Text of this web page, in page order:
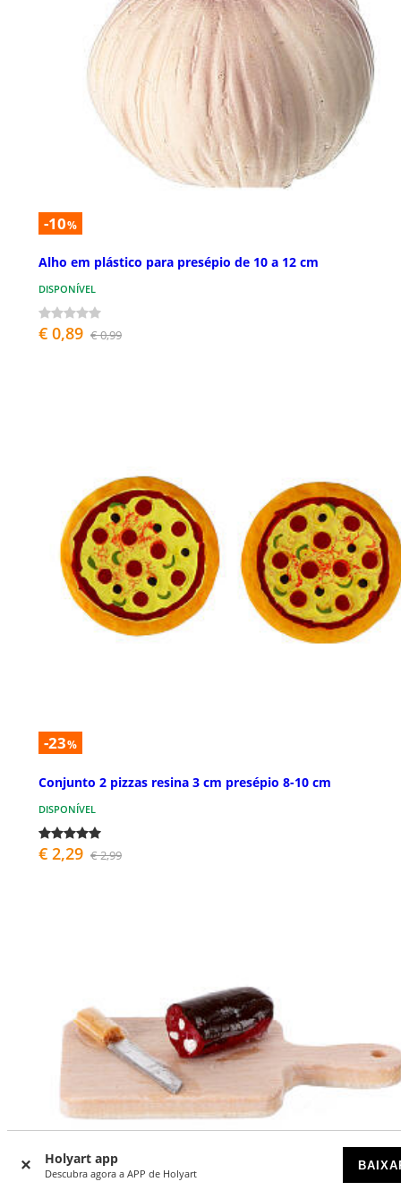
Holyart app
Descubra agora a APP de Holyart
-10%
Alho em plástico para presépio de 10 a 12 cm
DISPONÍVEL
€ 0,89 € 0,99
-23%
Conjunto 2 pizzas resina 3 cm presépio 8-10 cm
DISPONÍVEL
€ 2,29 € 2,99